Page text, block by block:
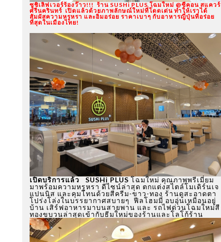
ซูชิเลิฟเวอร์ร้องว๊าว!!! ร้าน SUSHi PLUS โฉมใหม่ @ซีคอน สแควร์
ศรีนครินทร์ เปิดแล้วด้วยภาพลักษณ์ใหม่ที่โดดเด่น ทำให้เราได้
สัมผัสความหรูหรา และอิ่มอร่อย ราคาเบาๆ กับอาหารญี่ปุ่นที่อร่อย
ที่สุดในเมืองไทย!
เปิดบริการแล้ว SUSHi PLUS โฉมใหม่ คุณภาพพรีเมี่ยม
มาพร้อมความหรูหรา ดีไซน์ล่าสุด ตกแต่งสไตล์โมเดิร์นเจ
แปนนิส และคุมโทนด้วยสีครีม-ขาว-ทอง ร้านดูสะอาดตา
โปร่งโล่งในบรรยากาศสบายๆ ฟีลโฮมมี่ อบอุ่นเหมือนอยู่
บ้าน เสิร์ฟอาหารมาบนสายพาน และ รถไฟด่วนโฉมใหม่สี
ทองขบวนล่าสุดเข้ากับธีมใหม่ของร้านและโลโก้ร้าน